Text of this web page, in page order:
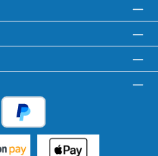
Später Bezahlen